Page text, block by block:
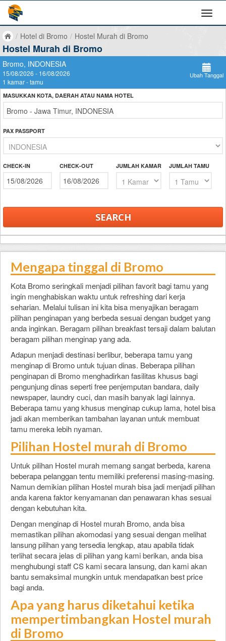
/ Hotel di Bromo / Hostel Murah di Bromo
Hostel Murah di Bromo
Bromo, INDONESIA
15/08/2026 - 16/08/2026
1 kamar - tamu
Ubah Tanggal
MASUKKAN KOTA, DAERAH ATAU NAMA HOTEL
PAX PASSPORT
CHECK-IN CHECK-OUT JUMLAH KAMAR JUMLAH TAMU
Mengapa tinggal di Bromo
Kota Bromo seringkali menjadi pilihan favorit bagi tamu yang
ingin menghabiskan waktu untuk refreshing dari kerja
seharian. Melalui tulisan ini kita bisa menyajikan beragam
pilihan penginapan yang berbeda sesuai dengan budget yang
anda inginkan. Beragam pilihan breakfast tersaji dalam balutan
beragam pilihan menginap yang ada.
Adapun menjadi destinasi berlibur, beberapa tamu yang
menginap di Bromo untuk tujuan dinas. Beberapa pilihan
penginapan di Bromo menghadirkan fasilitas khusus bagi
pengunjung dinas seperti free penjemputan bandara, daily
newspaper, laundry cuci, dan masih banyak lagi lainnya.
Beberapa tamu yang khusus menginap cukup lama, hotel bisa
jadi akan memberikan tambahan layanan untuk membuat
tamu mereka lebih nyaman.
Pilihan Hostel murah di Bromo
Untuk pilihan Hostel murah memang sangat berbeda, karena
beberapa pelanggan tentu memiliki preferensi masing-masing.
Namun demikian pilihan Hostel murah bisa jadi menjadi pilihan
anda karena faktor kenyamanan dan penawaran khas sesuai
dengan kebutuhan kita.
Dengan menginap di Hostel murah Bromo, anda bisa
memastikan pilihan akomodasi yang sesuai dengan melihat
lansung pilihan yang tersedia lengkap, atau apabila tidak
terlihat secara jelas di pilihan yang kami berikan, anda bisa
menghubungi staff CS kami secara lansung, dan kami akan
bantu semaksimal mungkin untuk mendapatkan best price
bagi anda.
Apa yang harus diketahui ketika
mempertimbangkan Hostel murah
di Bromo